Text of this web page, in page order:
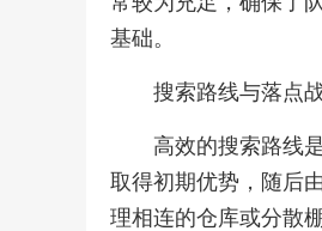
基础。
搜索路线与落点
高效的搜索路线
取得初期优势，随后
理相连的仓库或分散